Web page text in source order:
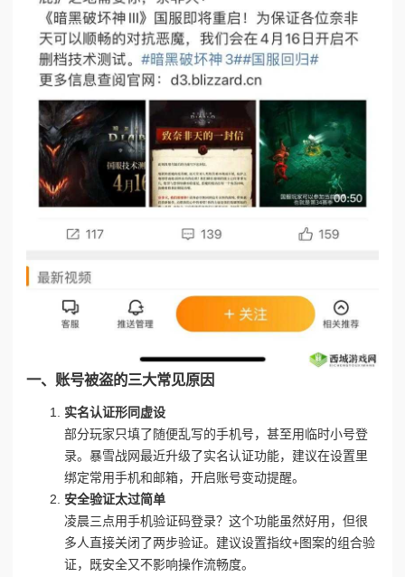
一、账号被盗的三大常见原因
实名认证形同虚设
部分玩家只填了随便乱写的手机号，甚至用临时小号登
录。暴雪战网最近升级了实名认证功能，建议在设置里
绑定常用手机和邮箱，开启账号变动提醒。
安全验证太过简单
凌晨三点用手机验证码登录？这个功能虽然好用，但很
多人直接关闭了两步验证。建议设置指纹+图案的组合验
证，既安全又不影响操作流畅度。